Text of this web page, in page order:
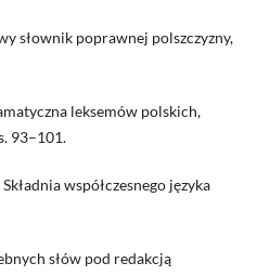
słownik poprawnej polszczyzny,
leksemów polskich,
93–101.
współczesnego języka
słów pod redakcją